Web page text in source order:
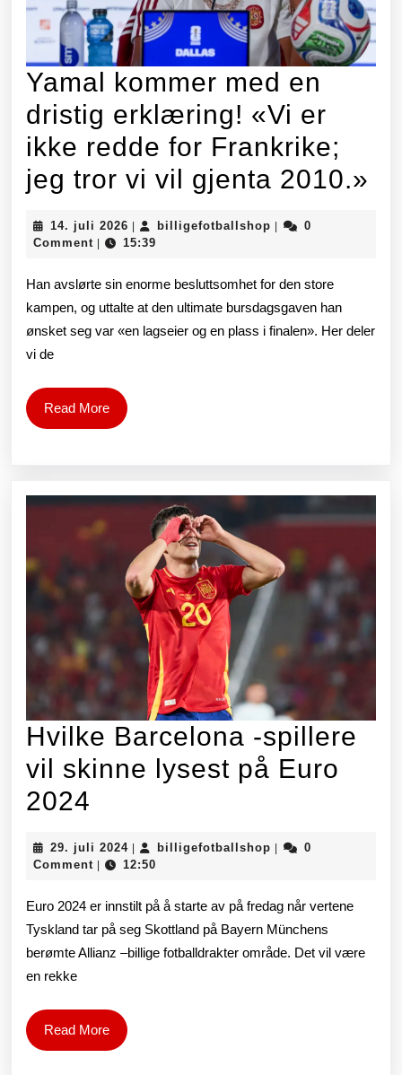
Yamal kommer med en
dristig erklæring! «Vi er
ikke redde for Frankrike;
jeg tror vi vil gjenta 2010.»
for
vi
vil
14. juli 2026 14.
juli
| billigefotballshop billigefotballshop
|
0
Comment | 15:39
Han avslørte sin enorme besluttsomhet for den store
kampen, og uttalte at den ultimate bursdagsgaven han
ønsket seg var «en lagseier og en plass i finalen». Her deler
vi de
Read MoreRead
More
Hvilke Barcelona -spillere
vil skinne lysest på Euro
2024
-
spillere
vil
skinne
på
Euro
29. juli 202429.
juli
billigefotballshop billigefotballshop
0
Comment
12:50
Euro 2024 er innstilt på å starte av på fredag ​​når vertene
Tyskland tar på seg Skottland på Bayern Münchens
berømte Allianz –billige fotballdrakter område. Det vil være
en rekke
Read MoreRead
More